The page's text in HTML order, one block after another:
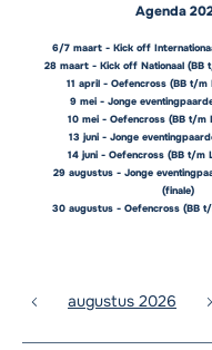
Agenda
6/7 maart - Kick off
28 maart - Kick off Nationaal (BB
11 april - Oefencross (BB t/
9 mei - Jonge
10 mei - Oefencross (BB t/m
13 juni - Jonge
14 juni - Oefencross (BB t/m
29 augustus - Jonge
(finale)
30 augustus - Oefencross (BB
augustus 2026